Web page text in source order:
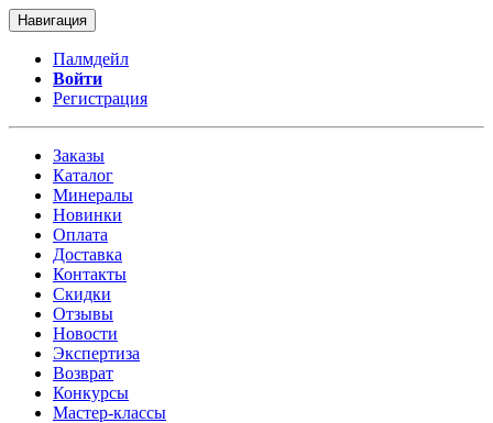
Навигация
Палмдейл
Войти
Регистрация
Заказы
Каталог
Минералы
Новинки
Оплата
Доставка
Контакты
Скидки
Отзывы
Новости
Экспертиза
Возврат
Конкурсы
Мастер-классы